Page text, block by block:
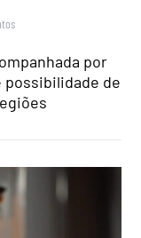
por
possibilidade de